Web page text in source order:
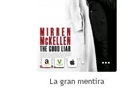
La gran mentira